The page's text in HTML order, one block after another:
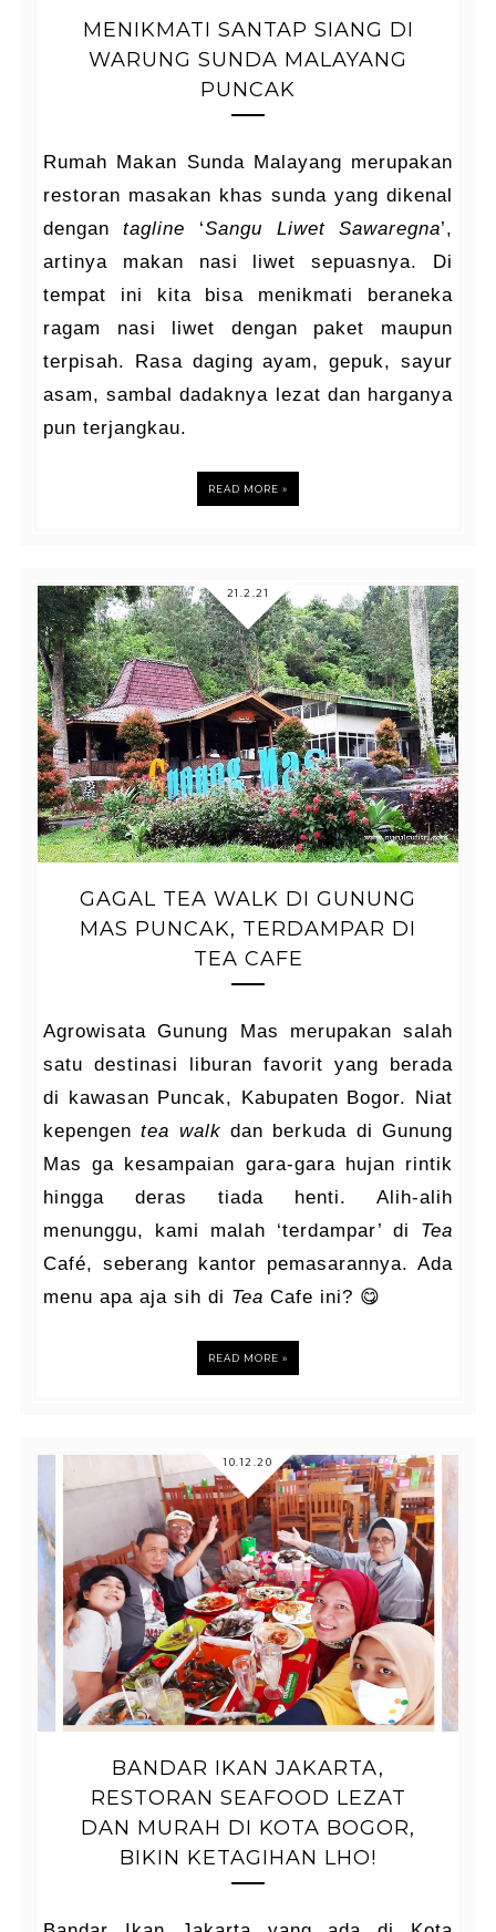
MENIKMATI SANTAP SIANG DI
WARUNG SUNDA MALAYANG
PUNCAK
Rumah Makan Sunda Malayang merupakan
restoran masakan khas sunda yang dikenal
dengantagline ‘Sangu Liwet Sawaregna’,
artinya makan nasi liwet sepuasnya. Di
tempat ini kita bisa menikmati beraneka
ragam nasi liwet dengan paket maupun
terpisah. Rasa daging ayam, gepuk, sayur
asam, sambal dadaknya lezat dan harganya
pun terjangkau.
READ MORE »
21.2.21
GAGAL TEA WALK DI GUNUNG
MAS PUNCAK, TERDAMPAR DI
TEA CAFE
Agrowisata Gunung Mas merupakan salah
satu destinasi liburan favorit yang berada
di kawasan Puncak, Kabupaten Bogor. Niat
kepengen tea walk dan berkuda di Gunung
Mas ga kesampaian gara-gara hujan rintik
hingga deras tiada henti. Alih-alih
menunggu, kami malah ‘terdampar’ di Tea
Café, seberang kantor pemasarannya. Ada
menu apa aja sih di Tea Cafe ini? 😋
READ MORE »
10.12.20
BANDAR IKAN JAKARTA,
RESTORAN SEAFOOD LEZAT
DAN MURAH DI KOTA BOGOR,
BIKIN KETAGIHAN LHO!